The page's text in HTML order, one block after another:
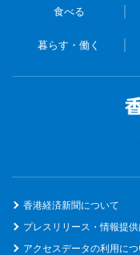
食べる
暮らす・働く
香港経済新聞について
プレスリリース・情報提
アクセスデータの利用につ